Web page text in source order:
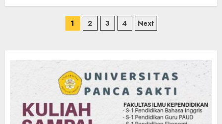
Paginasi
1 2 3 4 Next